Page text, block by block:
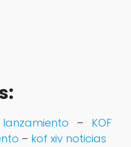
– KOF
– kof xiv noticias